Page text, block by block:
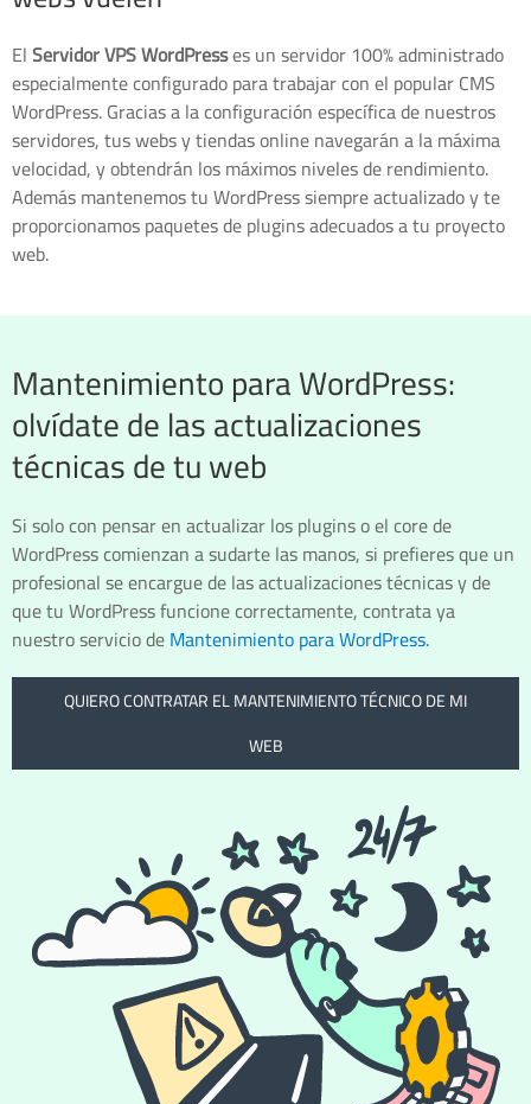
ElServidor VPS WordPresses un servidor 100% administrado
especialmente configurado para trabajar con el popular CMS
WordPress. Gracias a la configuración específica de nuestros
servidores, tus webs y tiendas online navegarán a la máxima
velocidad, y obtendrán los máximos niveles de rendimiento.
Además mantenemos tu WordPress siempre actualizado y te
proporcionamos paquetes de plugins adecuados a tu proyecto
web.
Mantenimiento para WordPress:
olvídate de las actualizaciones
técnicas de tu web
Si solo con pensar en actualizar los plugins o el core de
WordPress comienzan a sudarte las manos, si prefieres que un
profesional se encargue de las actualizaciones técnicas y de
que tu WordPress funcione correctamente, contrata ya
nuestro servicio deMantenimiento para WordPress.
QUIERO CONTRATAR EL MANTENIMIENTO TÉCNICO DE MI
WEB